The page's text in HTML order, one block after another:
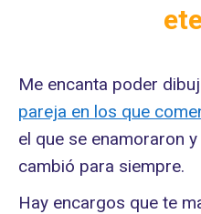
Me encanta poder
pareja en los que
el que se enamoraron
cambió para siempre.
Hay encargos que te